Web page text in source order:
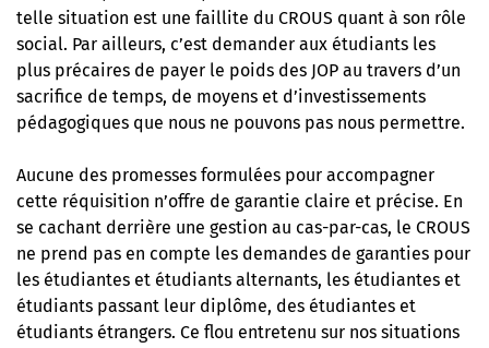
telle situation est une faillite du CROUS quant à son rôle
social. Par ailleurs, c’est demander aux étudiants les
plus précaires de payer le poids des JOP au travers d’un
sacrifice de temps, de moyens et d’investissements
pédagogiques que nous ne pouvons pas nous permettre.
Aucune des promesses formulées pour accompagner
cette réquisition n’offre de garantie claire et précise. En
se cachant derrière une gestion au cas-par-cas, le CROUS
ne prend pas en compte les demandes de garanties pour
les étudiantes et étudiants alternants, les étudiantes et
étudiants passant leur diplôme, des étudiantes et
étudiants étrangers. Ce flou entretenu sur nos situations